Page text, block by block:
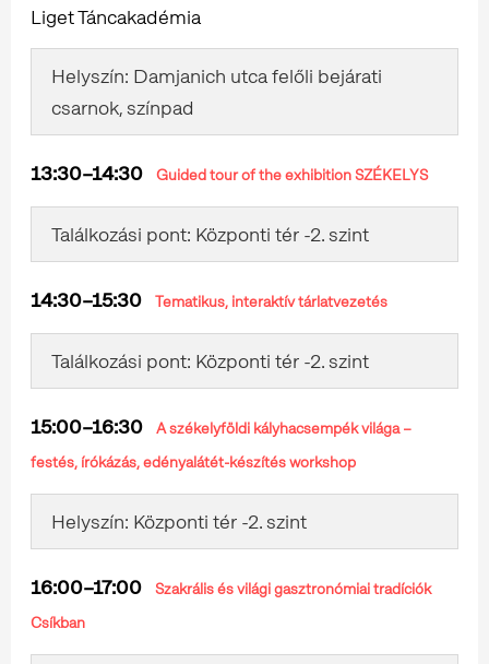
Liget Táncakadémia
Helyszín: Damjanich utca felőli bejárati
csarnok, színpad
13:30–14:30 Guided tour of the exhibition SZÉKELYS
Találkozási pont: Központi tér -2. szint
14:30–15:30 Tematikus, interaktív tárlatvezetés
Találkozási pont: Központi tér -2. szint
15:00–16:30
A székelyföldi kályhacsempék világa –
festés, írókázás, edényalátét-készítés workshop
Helyszín: Központi tér -2. szint
16:00–17:00
Szakrális és világi gasztronómiai tradíciók
Csíkban